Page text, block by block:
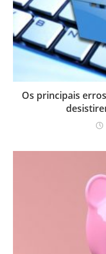
Os principais